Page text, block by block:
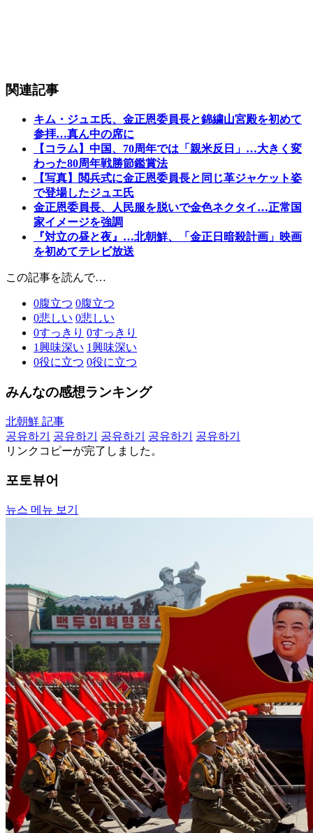
関連記事
キム・ジュエ氏、金正恩委員長と錦繍山宮殿を初めて
参拝…真ん中の席に
【コラム】中国、70周年では「親米反日」…大きく変
わった80周年戦勝節鑑賞法
【写真】閲兵式に金正恩委員長と同じ革ジャケット姿
で登場したジュエ氏
金正恩委員長、人民服を脱いで金色ネクタイ…正常国
家イメージを強調
『対立の昼と夜』…北朝鮮、「金正日暗殺計画」映画
を初めてテレビ放送
この記事を読んで…
0腹立つ 0腹立つ
0悲しい 0悲しい
0すっきり 0すっきり
1興味深い 1興味深い
0役に立つ 0役に立つ
みんなの感想ランキング
北朝鮮 記事
공유하기
공유하기 공유하기 공유하기
공유하기
リンクコピーが完了しました。
포토뷰어
뉴스 메뉴 보기